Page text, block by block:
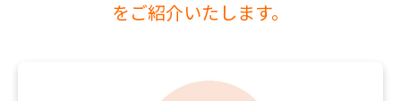
をご紹介いたします。